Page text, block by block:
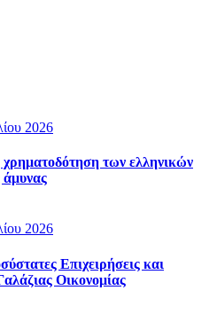
2026
των ελληνικών
άμυνας
2026
Επιχειρήσεις και
Οικονομίας